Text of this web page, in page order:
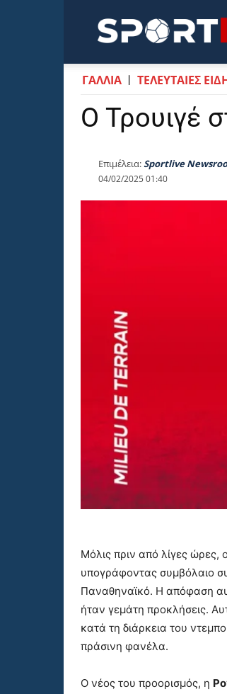
ΓΑΛΛΙΑ ΤΕΛΕΥΤΑΙΕΣ
Ο Τρουιγέ
Επιμέλεια:Sportlive
04/02/2025 01:40
Μόλις πριν από λίγες ώρες, ο
υπογράφοντας συμβόλαιο
Παναθηναϊκό. Η απόφαση
ήταν γεμάτη προκλήσεις.
κατά τη διάρκεια του
πράσινη φανέλα.
Ο νέος του προορισμός, η